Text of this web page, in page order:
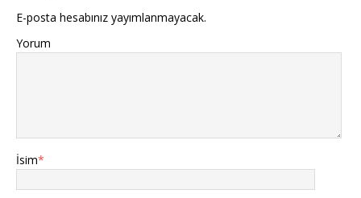
E-posta hesabınız yayımlanmayacak.
Yorum
İsim*